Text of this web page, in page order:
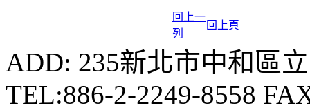
回上一
列
回上頁
ADD: 235新北市中和區
TEL:886-2-2249-8558